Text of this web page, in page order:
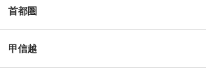
首都圏
甲信越